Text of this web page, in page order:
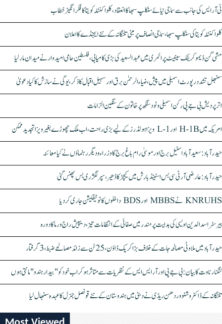
ٹی آر ایس کی جانب سے سماجی نیائے سنکلپ سبھا کا انعقاد، کلواکنٹلہ کویتا کا فکر انگیز خطاب
کلواکنٹلہ کویتا کی سنکلپ سبھا، سماجی انصاف پر مبنی تلنگانہ کے نئے ایجنڈے کا اعلان
مشی گن ڈیموکریٹک سینیٹ پرائمری میں عبدالسعید کی بڑی کامیابی، فلسطین حامی امیدوار نے میدان مار لیا
سنبھل تشدد رپورٹ اسمبلی میں پیش، ضیاء الرحمٰن برق اور سہیل اقبال کا ذکر، یوگی نے سازش کا کیا دعویٰ
اتر پردیش بی جے پی رکن اسمبلی ونود سنگھ پر خاتون کے سنگین الزامات
امریکہ میں H-1B اور L-1 ویزا ہولڈرز کے لیے بڑی راحت، اب ملک چھوڑے بغیر ویزا تجدید ممکن
حیدرآباد: سعیدآباد اسٹیل برج اور موسیٰ رام باغ برج کا وزراء و دیگر رہنماؤں نے کیا معائنہ
حیدرآباد: عارضی آر ٹی سی بس اسٹینڈ بارش میں کیچڑ کا ڈھیر، سپر لگژری بس پھنس گئی
KNRUHS نے MBBS اور BDS داخلوں کا نوٹیفکیشن جاری کر دیا
بیرسٹر اسدالدین اویسی کی ہدایت پر مندر میں صفائی کے انتظامات تیز، دیپیش راج ورما کا دورہ
حیدرآباد میں ملاوٹی مصالحہ جات کے خلاف بڑا کریک ڈاؤن، 25 ٹن سے زائد مصالحے ضبط، 3 گرفتار
کنگنا رناوت کا بیان: بی جے پی اور آر ایس ایس کے نظریات سے متاثر ہو کر اب خود کو "بیدار ہندو" مانتی ہوں
تلنگانہ کے ڈاکٹر وشنو وردھن ریڈی نے دبئی میں ہندوستان کے نئے قونصل جنرل کا عہدہ سنبھال لیا